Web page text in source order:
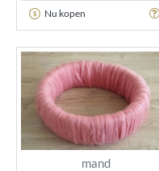
Nu kopen
mand